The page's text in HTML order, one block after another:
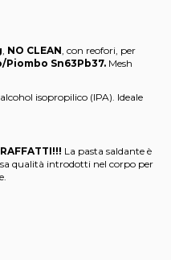
, NO CLEAN, con reofori, per
Piombo Sn63Pb37. Mesh
isopropilico (IPA). Ideale
La pasta saldante è
qualità introdotti nel corpo per